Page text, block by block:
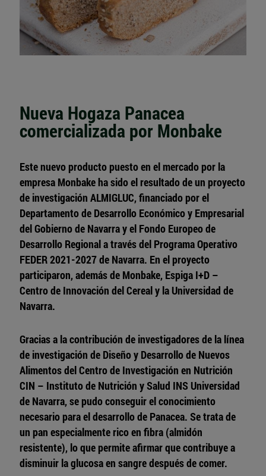
Nueva Hogaza Panacea
comercializada por Monbake
Este nuevo producto puesto en el mercado por la
empresa Monbake ha sido el resultado de un proyecto
de investigación ALMIGLUC, financiado por el
Departamento de Desarrollo Económico y Empresarial
del Gobierno de Navarra y el Fondo Europeo de
Desarrollo Regional a través del Programa Operativo
FEDER 2021-2027 de Navarra. En el proyecto
participaron, además de Monbake, Espiga I+D –
Centro de Innovación del Cereal y la Universidad de
Navarra.
Gracias a la contribución de investigadores de la línea
de investigación de Diseño y Desarrollo de Nuevos
Alimentos del Centro de Investigación en Nutrición
CIN – Instituto de Nutrición y Salud INS Universidad
de Navarra, se pudo conseguir el conocimiento
necesario para el desarrollo de Panacea. Se trata de
un pan especialmente rico en fibra (almidón
resistente), lo que permite afirmar que contribuye a
disminuir la glucosa en sangre después de comer.